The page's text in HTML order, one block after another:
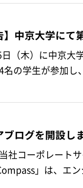
】中京大学に
（木）に中京大
名の学生が参加
ログを開設し
社コーポレート
TA Compass」は